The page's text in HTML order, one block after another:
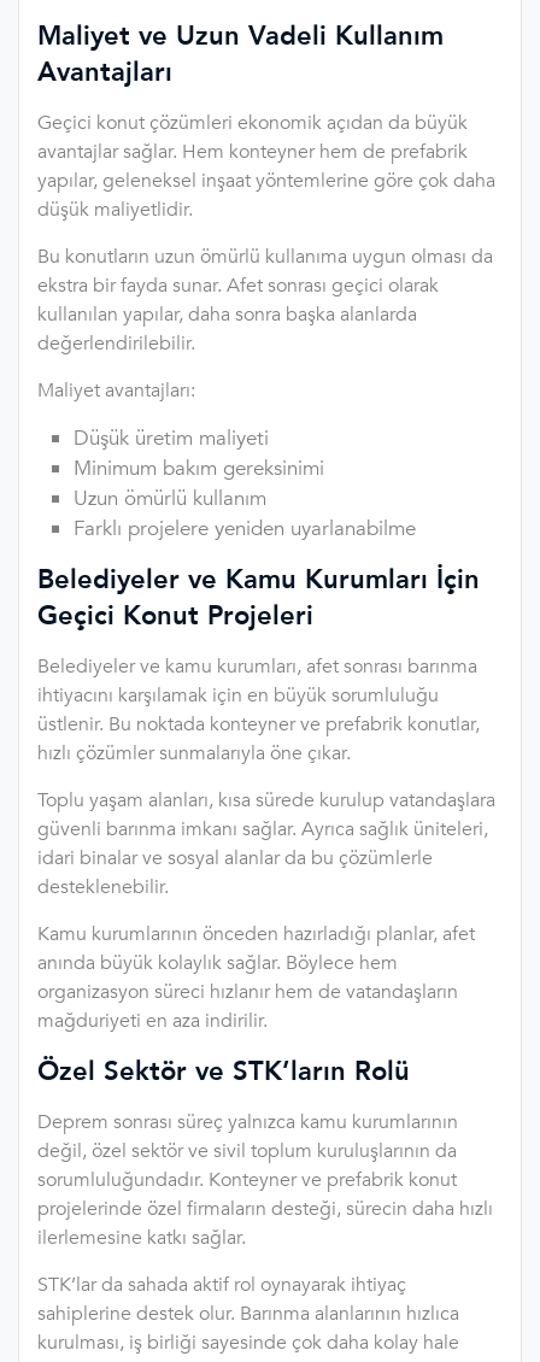
Maliyet ve Uzun Vadeli Kullanım
Avantajları
Geçici konut çözümleri ekonomik açıdan da büyük
avantajlar sağlar. Hem konteyner hem de prefabrik
yapılar, geleneksel inşaat yöntemlerine göre çok daha
düşük maliyetlidir.
Bu konutların uzun ömürlü kullanıma uygun olması da
ekstra bir fayda sunar. Afet sonrası geçici olarak
kullanılan yapılar, daha sonra başka alanlarda
değerlendirilebilir.
Maliyet avantajları:
Düşük üretim maliyeti
Minimum bakım gereksinimi
Uzun ömürlü kullanım
Farklı projelere yeniden uyarlanabilme
Belediyeler ve Kamu Kurumları İçin
Geçici Konut Projeleri
Belediyeler ve kamu kurumları, afet sonrası barınma
ihtiyacını karşılamak için en büyük sorumluluğu
üstlenir. Bu noktada konteyner ve prefabrik konutlar,
hızlı çözümler sunmalarıyla öne çıkar.
Toplu yaşam alanları, kısa sürede kurulup vatandaşlara
güvenli barınma imkanı sağlar. Ayrıca sağlık üniteleri,
idari binalar ve sosyal alanlar da bu çözümlerle
desteklenebilir.
Kamu kurumlarının önceden hazırladığı planlar, afet
anında büyük kolaylık sağlar. Böylece hem
organizasyon süreci hızlanır hem de vatandaşların
mağduriyeti en aza indirilir.
Özel Sektör ve STK’ların Rolü
Deprem sonrası süreç yalnızca kamu kurumlarının
değil, özel sektör ve sivil toplum kuruluşlarının da
sorumluluğundadır. Konteyner ve prefabrik konut
projelerinde özel firmaların desteği, sürecin daha hızlı
ilerlemesine katkı sağlar.
STK’lar da sahada aktif rol oynayarak ihtiyaç
sahiplerine destek olur. Barınma alanlarının hızlıca
kurulması, iş birliği sayesinde çok daha kolay hale